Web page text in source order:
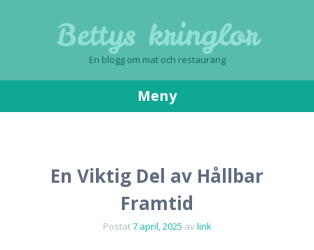
Bettys kringlor
En blogg om mat och restaurang
Meny
En Viktig Del av Hållbar
Framtid
Postat7 april, 2025 avlink